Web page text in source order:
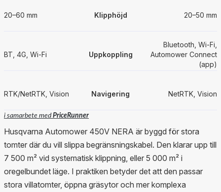
20–60 mm Klipphöjd 20–50 mm
BT, 4G, Wi‑Fi Uppkoppling
Bluetooth, Wi‑Fi,
Automower Connect
(app)
RTK/NetRTK, Vision Navigering NetRTK, Vision
i samarbete medPriceRunner
Husqvarna Automower 450V NERA är byggd för stora
tomter där du vill slippa begränsningskabel. Den klarar upp till
7 500 m² vid systematisk klippning, eller 5 000 m² i
oregelbundet läge. I praktiken betyder det att den passar
stora villatomter, öppna gräsytor och mer komplexa